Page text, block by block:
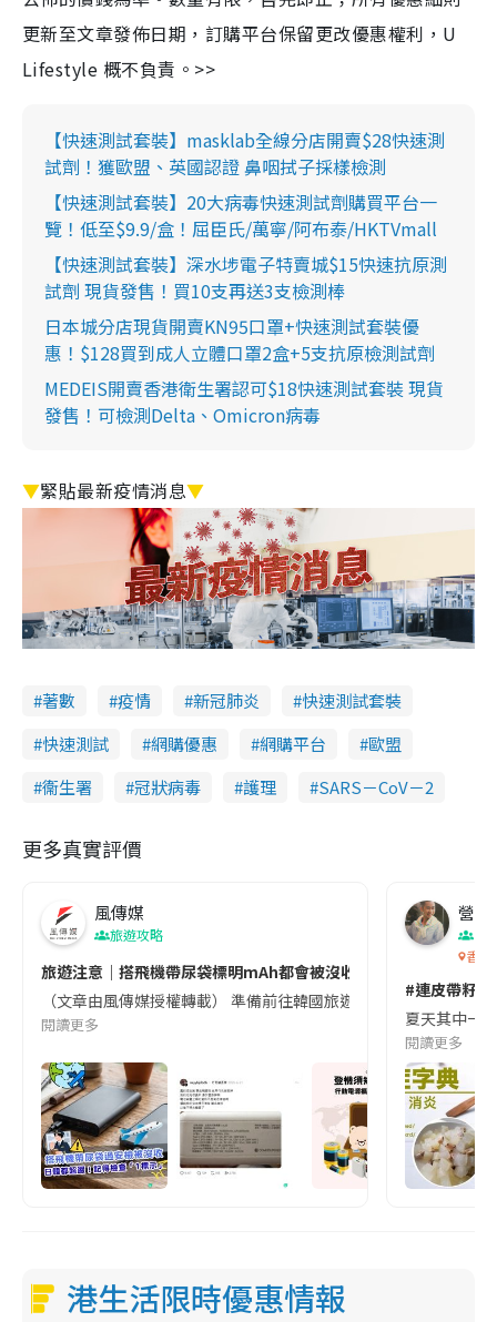
更新至文章發佈日期，訂購平台保留更改優惠權利，U
Lifestyle 概不負責。>>
【快速測試套裝】masklab全線分店開賣$28快速測
試劑！獲歐盟、英國認證 鼻咽拭子採樣檢測
【快速測試套裝】20大病毒快速測試劑購買平台一
覽！低至$9.9/盒！屈臣氏/萬寧/阿布泰/HKTVmall
【快速測試套裝】深水埗電子特賣城$15快速抗原測
試劑 現貨發售！買10支再送3支檢測棒
日本城分店現貨開賣KN95口罩+快速測試套裝優
惠！$128買到成人立體口罩2盒+5支抗原檢測試劑
MEDEIS開賣香港衛生署認可$18快速測試套裝 現貨
發售！可檢測Delta、Omicron病毒
▼緊貼最新疫情消息▼
著數 疫情 新冠肺炎
快速測試套裝
快速測試
網購優惠 網購平台
歐盟
衞生署
冠狀病毒 護理 SARS－CoV－2
更多真實評價
風傳媒
旅遊攻略
旅遊注意｜搭飛機帶尿袋標明mAh都會被沒收😱出發前切記檢查
（文章由風傳媒授權轉載） 準備前往韓國旅遊的民眾，近期要
閱讀更多
營養
香港
#連皮帶籽
夏天其中一
閱讀更多
港生活限時優惠情報